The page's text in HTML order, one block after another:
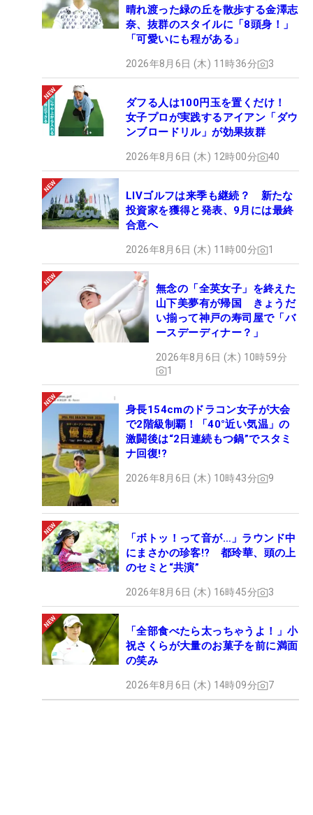
晴れ渡った緑の丘を散歩する金澤志
奈、抜群のスタイルに「8頭身！」
「可愛いにも程がある」
2026年8月6日 (木) 11時36分 3
ダフる人は100円玉を置くだけ！
女子プロが実践するアイアン「ダウ
ンブロードリル」が効果抜群
2026年8月6日 (木) 12時00分 40
LIVゴルフは来季も継続？ 新たな
投資家を獲得と発表、9月には最終
合意へ
2026年8月6日 (木) 11時00分 1
無念の「全英女子」を終えた
山下美夢有が帰国 きょうだ
い揃って神戸の寿司屋で「バ
ースデーディナー？」
2026年8月6日 (木) 10時59分
1
身長154cmのドラコン女子が大会
で2階級制覇！「40°近い気温」の
激闘後は“2日連続もつ鍋”でスタミ
ナ回復!?
2026年8月6日 (木) 10時43分 9
「ボトッ！って音が…」ラウンド中
にまさかの珍客!? 都玲華、頭の上
のセミと“共演”
2026年8月6日 (木) 16時45分 3
「全部食べたら太っちゃうよ！」小
祝さくらが大量のお菓子を前に満面
の笑み
2026年8月6日 (木) 14時09分 7